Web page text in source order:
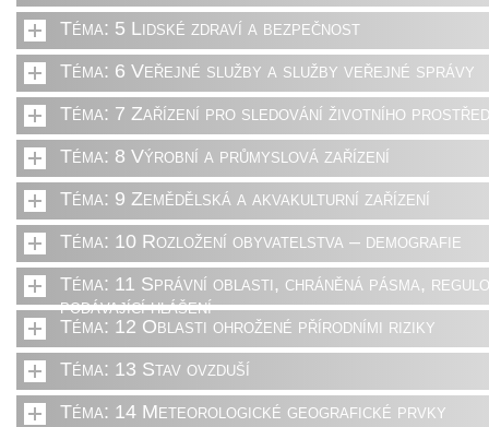
Téma: 5 Lidské zdraví a bezpečnost
Téma: 6 Veřejné služby a služby veřejné správy
Téma: 7 Zařízení pro sledování životního
Téma: 8 Výrobní a průmyslová zařízení
Téma: 9 Zemědělská a akvakulturní zařízení
Téma: 10 Rozložení obyvatelstva – demografie
Téma: 11 Správní oblasti, chráněná pásma,
podávající hlášení
Téma: 12 Oblasti ohrožené přírodními riziky
Téma: 13 Stav ovzduší
Téma: 14 Meteorologické geografické prvky